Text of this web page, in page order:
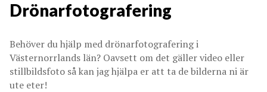
Drönarfotografering
Behöver du hjälp med drönarfotografering i
Västernorrlands län? Oavsett om det gäller video eller
stillbildsfoto så kan jag hjälpa er att ta de bilderna ni är
ute eter!